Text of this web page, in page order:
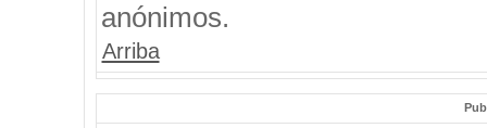
anónimos.
Arriba